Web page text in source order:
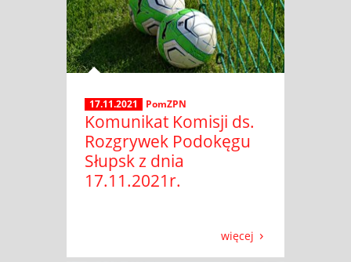
17.11.2021 PomZPN
Komunikat Komisji ds.
Rozgrywek Podokęgu
Słupsk z dnia
17.11.2021r.
więcej